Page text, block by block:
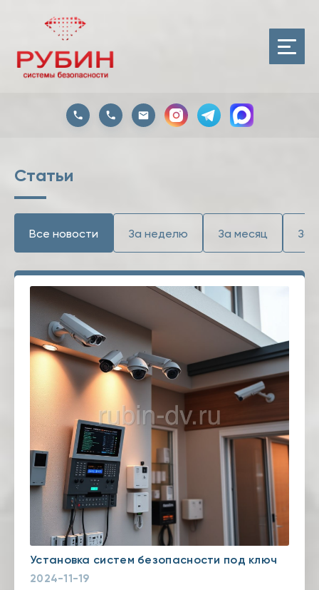
Статьи
Все новости За неделю За месяц За
Установка систем безопасности под ключ
2024-11-19